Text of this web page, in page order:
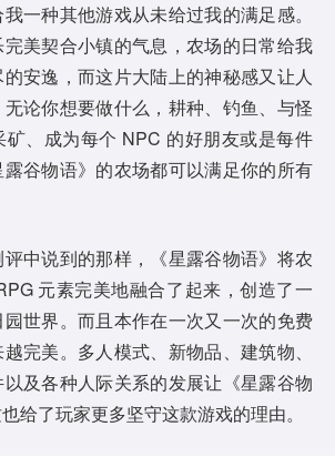
一种其他游戏从未给过我的满足感。
美契合小镇的气息，农场的日常给我
安逸，而这片大陆上的神秘感又让人
论你想要做什么，耕种、钓鱼、与怪
、成为每个 NPC 的好朋友或是每件
谷物语》的农场都可以满足你的所有
中说到的那样，《星露谷物语》将农
元素完美地融合了起来，创造了一
世界。而且本作在一次又一次的免费
完美。多人模式、新物品、建筑物、
及各种人际关系的发展让《星露谷物
给了玩家更多坚守这款游戏的理由。